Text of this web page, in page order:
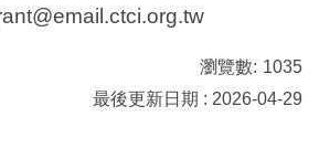
瀏覽數: 1035
最後更新日期 : 2026-04-29